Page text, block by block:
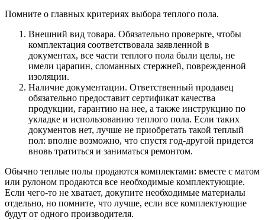
Помните о главных критериях выбора теплого пола.
Внешний вид товара. Обязательно проверьте, чтобы
комплектация соответствовала заявленной в
документах, все части теплого пола были целы, не
имели царапин, сломанных стержней, поврежденной
изоляции.
Наличие документации. Ответственный продавец
обязательно предоставит сертификат качества
продукции, гарантию на нее, а также инструкцию по
укладке и использованию теплого пола. Если таких
документов нет, лучше не приобретать такой теплый
пол: вполне возможно, что спустя год-другой придется
вновь тратиться и заниматься ремонтом.
Обычно теплые полы продаются комплектами: вместе с матом
или рулоном продаются все необходимые комплектующие.
Если чего-то не хватает, докупите необходимые материалы
отдельно, но помните, что лучше, если все комплектующие
будут от одного производителя.